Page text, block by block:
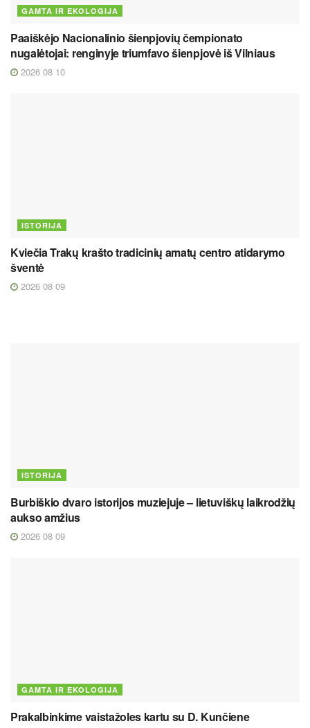
GAMTA IR EKOLOGIJA
Paaiškėjo Nacionalinio šienpjovių čempionato
nugalėtojai: renginyje triumfavo šienpjovė iš Vilniaus
2026 08 10
ISTORIJA
Kviečia Trakų krašto tradicinių amatų centro atidarymo
šventė
2026 08 09
ISTORIJA
Burbiškio dvaro istorijos muziejuje – lietuviškų laikrodžių
aukso amžius
2026 08 09
GAMTA IR EKOLOGIJA
Prakalbinkime vaistažoles kartu su D. Kunčiene